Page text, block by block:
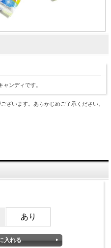
ンディです。
ざいます。あらかじめご了承ください。
あり